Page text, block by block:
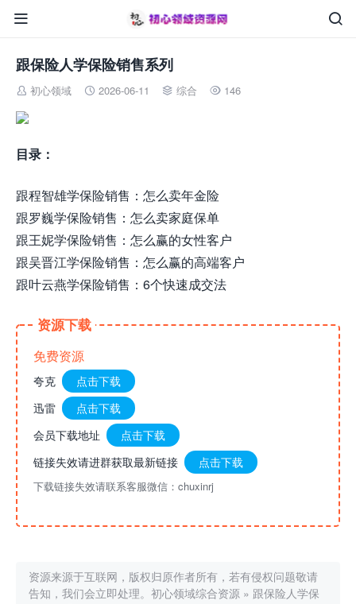


跟保险人学保险销售系列
 初心领域  2026-06-11  综合  146
目录：
跟程智雄学保险销售：怎么卖年金险
跟罗巍学保险销售：怎么卖家庭保单
跟王妮学保险销售：怎么赢的女性客户
跟吴晋江学保险销售：怎么赢的高端客户
跟叶云燕学保险销售：6个快速成交法
资源下载
免费资源
夸克
点击下载
迅雷
点击下载
会员下载地址
点击下载
链接失效请进群获取最新链接
点击下载
下载链接失效请联系客服微信：chuxinrj
资源来源于互联网，版权归原作者所有，若有侵权问题敬请
告知，我们会立即处理。 初心领域综合资源 » 跟保险人学保